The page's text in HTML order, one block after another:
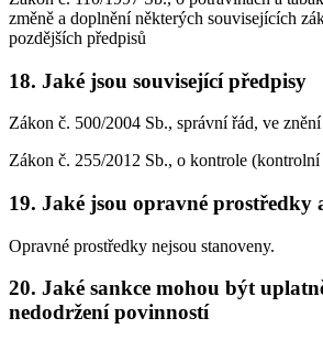
změně a doplnění některých souvisejících
pozdějších předpisů
18. Jaké jsou související předpisy
Zákon č. 500/2004 Sb., správní řád, ve
Zákon č. 255/2012 Sb., o kontrole (kontrolní
19. Jaké jsou opravné prostředky
Opravné prostředky nejsou stanoveny.
20. Jaké sankce mohou být
nedodržení povinností